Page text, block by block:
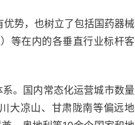
势，也树立了包括国药器械
等在内的各垂直行业标杆客
。国内常态化运营城市数量
大凉山、甘肃陇南等偏远地